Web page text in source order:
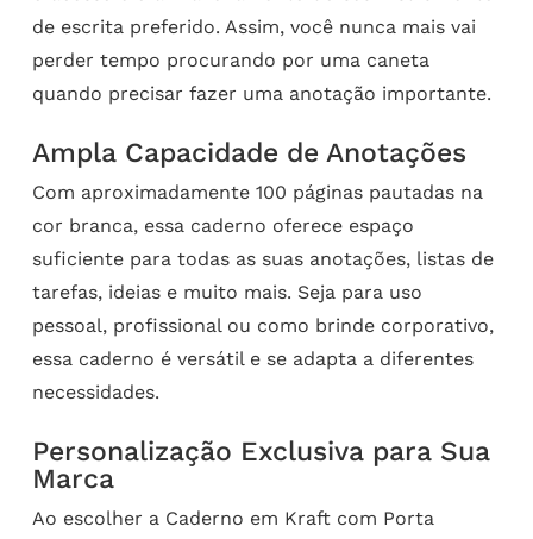
de escrita preferido. Assim, você nunca mais vai
perder tempo procurando por uma caneta
quando precisar fazer uma anotação importante.
Ampla Capacidade de Anotações
Com aproximadamente 100 páginas pautadas na
cor branca, essa caderno oferece espaço
suficiente para todas as suas anotações, listas de
tarefas, ideias e muito mais. Seja para uso
pessoal, profissional ou como brinde corporativo,
essa caderno é versátil e se adapta a diferentes
necessidades.
Personalização Exclusiva para Sua
Marca
Ao escolher a Caderno em Kraft com Porta